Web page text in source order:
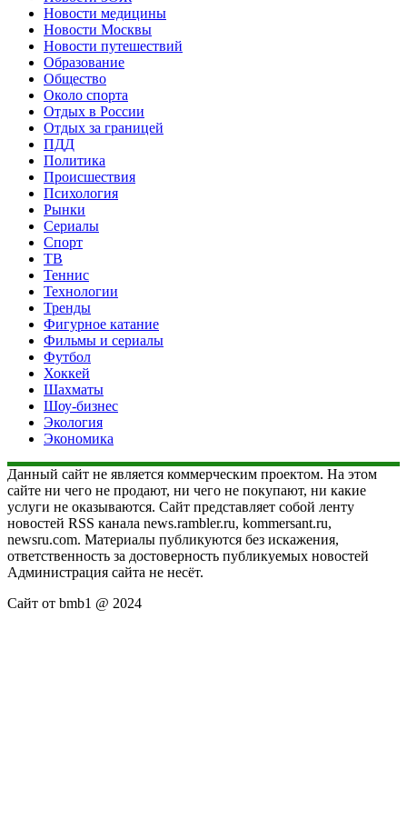
Новости медицины
Новости Москвы
Новости путешествий
Образование
Общество
Около спорта
Отдых в России
Отдых за границей
ПДД
Политика
Происшествия
Психология
Рынки
Сериалы
Спорт
ТВ
Теннис
Технологии
Тренды
Фигурное катание
Фильмы и сериалы
Футбол
Хоккей
Шахматы
Шоу-бизнес
Экология
Экономика
Данный сайт не является коммерческим проектом. На этом
сайте ни чего не продают, ни чего не покупают, ни какие
услуги не оказываются. Сайт представляет собой ленту
новостей RSS канала news.rambler.ru, kommersant.ru,
newsru.com. Материалы публикуются без искажения,
ответственность за достоверность публикуемых новостей
Администрация сайта не несёт.
Сайт от bmb1 @ 2024